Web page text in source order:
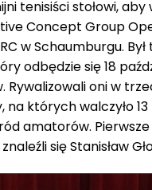
tenisiści stołowi,
Concept Group
w Schaumburgu.
odbędzie się 18
Rywalizowali oni w
których walczyło
amatorów.
się Stanisław